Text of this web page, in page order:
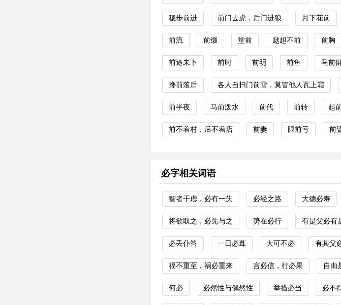
稳步前进 前门去虎，后门进狼 月下花前
前流 前缀 堂前 趑趄不前 前胸
前途未卜 前时 前明 前鱼 马前
搀前落后 各人自扫门前雪，莫管他人瓦上霜
前半夜 马前泼水 前代 前转 起
前不着村﹐后不着店 前妻 眼前亏 前
必字相关词语
智者千虑，必有一失 必经之路 大德必寿
将欲取之，必先与之 势在必行 有是父必有
必丢仆答 一日必葺 大可不必 有其父
福不重至，祸必重来 言必信，行必果 自由
何必 必然性与偶然性 举措必当 必不